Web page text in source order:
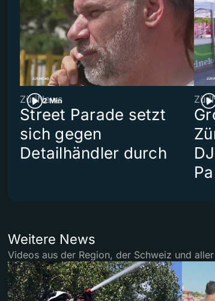
2 Min
ZüriNews
Street Parade setzt
sich gegen
Detailhändler durch
Weitere News
Videos aus der Region, der Schweiz und